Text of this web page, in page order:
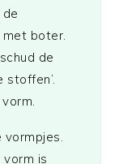
boter.
de
is